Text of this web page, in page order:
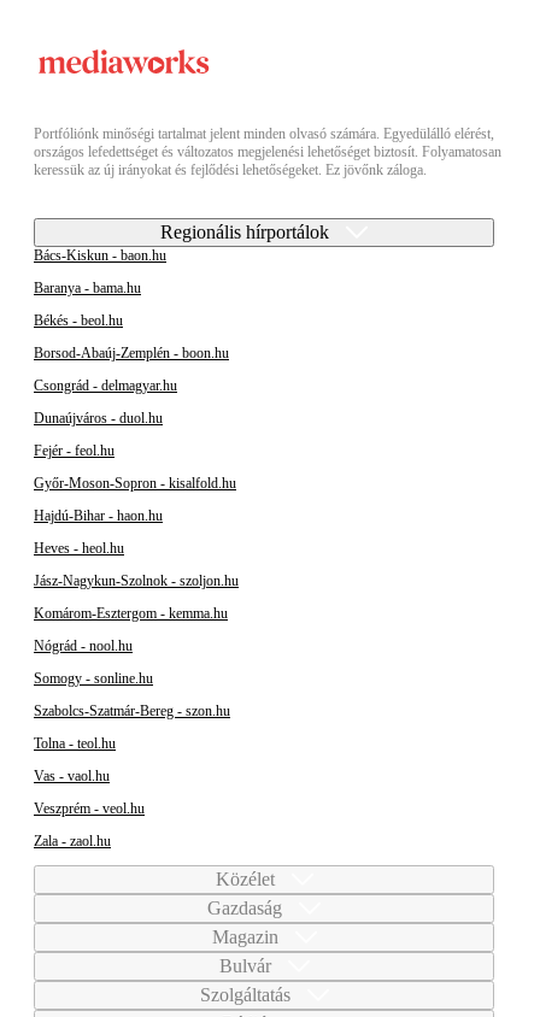
Portfóliónk minőségi tartalmat jelent minden olvasó számára. Egyedülálló elérést,
országos lefedettséget és változatos megjelenési lehetőséget biztosít. Folyamatosan
keressük az új irányokat és fejlődési lehetőségeket. Ez jövőnk záloga.
Regionális hírportálok
Bács-Kiskun - baon.hu
Baranya - bama.hu
Békés - beol.hu
Borsod-Abaúj-Zemplén - boon.hu
Csongrád - delmagyar.hu
Dunaújváros - duol.hu
Fejér - feol.hu
Győr-Moson-Sopron - kisalfold.hu
Hajdú-Bihar - haon.hu
Heves - heol.hu
Jász-Nagykun-Szolnok - szoljon.hu
Komárom-Esztergom - kemma.hu
Nógrád - nool.hu
Somogy - sonline.hu
Szabolcs-Szatmár-Bereg - szon.hu
Tolna - teol.hu
Vas - vaol.hu
Veszprém - veol.hu
Zala - zaol.hu
Közélet
Gazdaság
Magazin
Bulvár
Szolgáltatás